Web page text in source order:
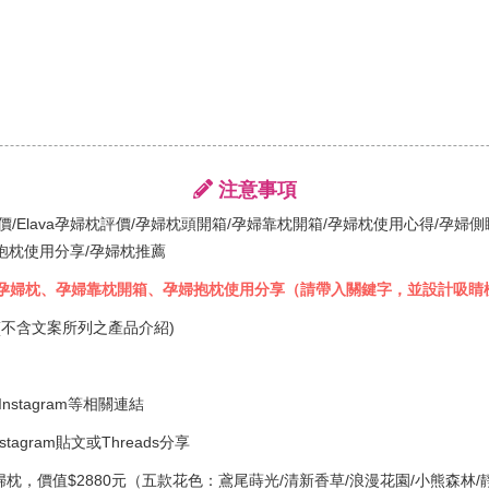
注意事項
/Elava孕婦枕評價/孕婦枕頭開箱/孕婦靠枕開箱/孕婦枕使用心得/孕婦
枕使用分享/孕婦枕推薦
枕、孕婦靠枕開箱、孕婦抱枕使用分享（請帶入關鍵字，並設計吸睛
含文案所列之產品介紹)
等相關連結
貼文或Threads分享
，價值$2880元（五款花色：鳶尾蒔光/清新香草/浪漫花園/小熊森林/